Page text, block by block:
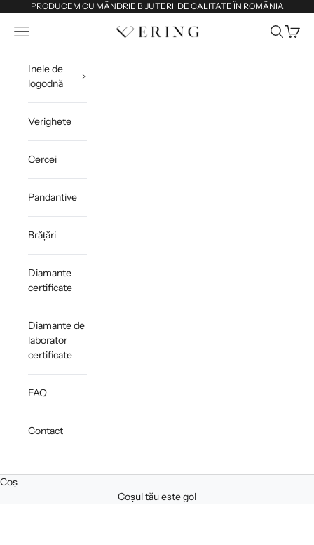
Sari la conținutPRODUCEM CU MÂNDRIE BIJUTERII DE CALITATE ÎN ROMÂNIA
Ering
Deschide meniul de navigare Deschide
Inele de
logodnă
Verighete
Cercei
Pandantive
Brățări
Diamante
certificate
Diamante de
laborator
certificate
FAQ
Contact
Coș
Coșul tău este gol